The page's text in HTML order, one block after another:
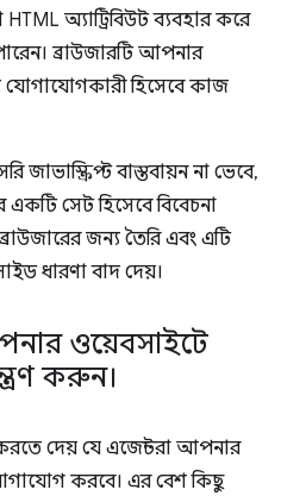
অ্যাট্রিবিউট ব্যবহার করে
ব্রাউজারটি আপনার
যোগাযোগকারী হিসেবে কাজ
বাস্তবায়ন না ভেবে,
সেট হিসেবে বিবেচনা
জন্য তৈরি এবং এটি
ধারণা বাদ দেয়।
ওয়েবসাইটে
করুন।
দেয় যে এজেন্টরা আপনার
করবে। এর বেশ কিছু